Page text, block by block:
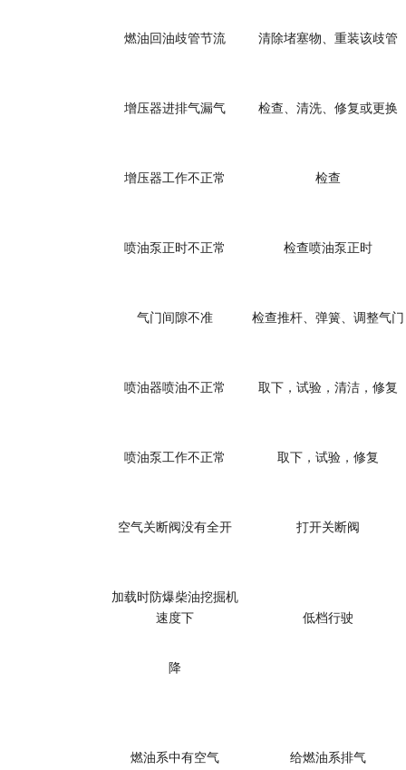
燃油回油歧管节流 清除堵塞物、重装该歧管
增压器进排气漏气 检查、清洗、修复或更换
增压器工作不正常 检查
喷油泵正时不正常 检查喷油泵正时
气门间隙不准 检查推杆、弹簧、调整气门
喷油器喷油不正常 取下，试验，清洁，修复
喷油泵工作不正常 取下，试验，修复
空气关断阀没有全开 打开关断阀
加载时防爆柴油挖掘机
速度下
低档行驶
降
燃油系中有空气 给燃油系排气